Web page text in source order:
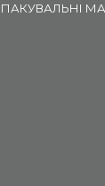
ПАКУВАЛЬНІ